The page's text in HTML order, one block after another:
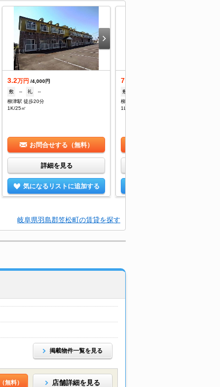
3.2万円 /4,000円
敷
-- 礼
--
柳津駅 徒歩20分
1K/25㎡
お問合せする（無料）
詳細を見る
気になるリストに追加する
7.25
敷
柳津駅 徒歩16分
1LDK/44.7㎡
岐阜県羽島郡笠松町の賃貸を探す
掲載物件一覧を見る
無料） 店舗詳細を見る